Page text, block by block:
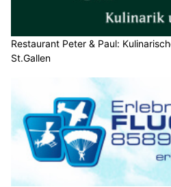
Restaurant Peter & Paul:
St.Gallen